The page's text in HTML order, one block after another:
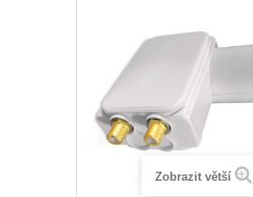
Zobrazit větší